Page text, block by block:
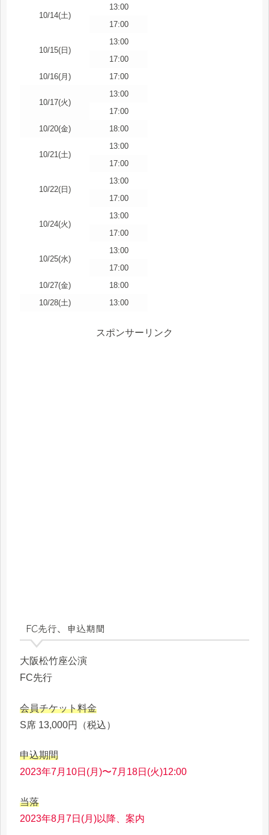
10/14(土)
13:00
17:00
10/15(日)
13:00
17:00
10/16(月)
17:00
10/17(火)
13:00
17:00
10/20(金)
18:00
10/21(土)
13:00
17:00
10/22(日)
13:00
17:00
10/24(火)
13:00
17:00
10/25(水)
13:00
17:00
10/27(金)
18:00
10/28(土)
13:00
スポンサーリンク
FC先行、申込期間
大阪松竹座公演
FC先行
会員チケット料金
S席 13,000円（税込）
申込期間
2023年7月10日(月)〜7月18日(火)12:00
当落
2023年8月7日(月)以降、案内